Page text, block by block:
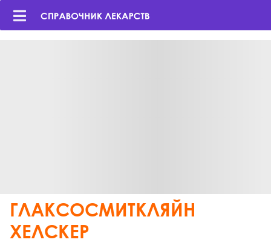
ГЛАКСОСМИТКЛЯЙН
ХЕЛСКЕР